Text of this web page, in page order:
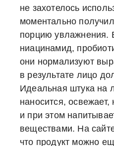
не захотелось
моментально
порцию увлажнения.
ниацинамид,
они нормализуют
в результате лицо
Идеальная штука на
наносится,
и при этом
веществами. На
что продукт можно